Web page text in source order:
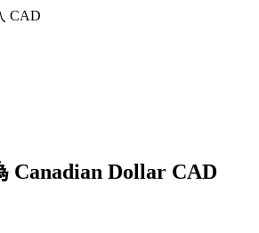
CAD
Canadian Dollar CAD